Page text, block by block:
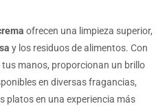
ofrecen una limpieza superior,
y los residuos de alimentos. Con
manos, proporcionan un brillo
en diversas fragancias,
platos en una experiencia más